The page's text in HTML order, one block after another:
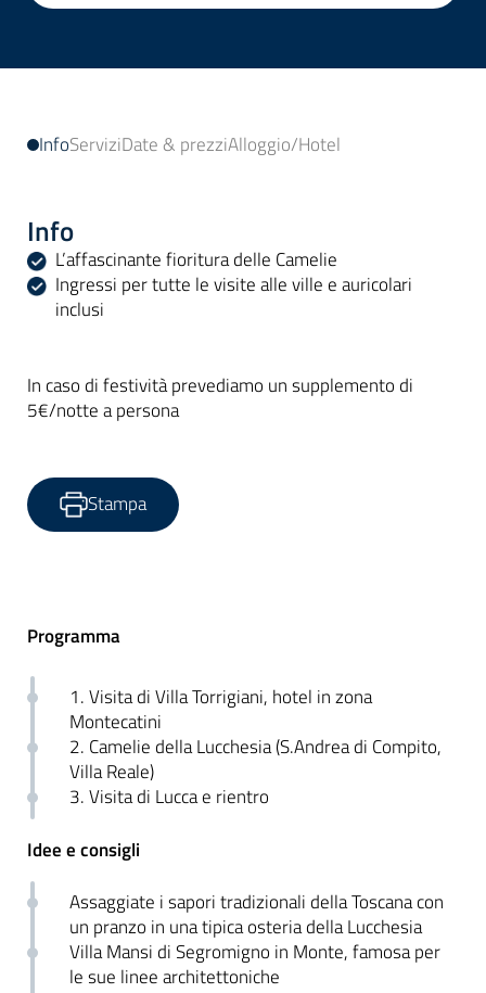
InfoServiziDate & prezziAlloggio/Hotel
Info
L’affascinante fioritura delle Camelie
Ingressi per tutte le visite alle ville e auricolari
inclusi
In caso di festività prevediamo un supplemento di
5€/notte a persona
Stampa
Programma
1. Visita di Villa Torrigiani, hotel in zona
Montecatini
2. Camelie della Lucchesia (S.Andrea di Compito,
Villa Reale)
3. Visita di Lucca e rientro
Idee e consigli
Assaggiate i sapori tradizionali della Toscana con
un pranzo in una tipica osteria della Lucchesia
Villa Mansi di Segromigno in Monte, famosa per
le sue linee architettoniche